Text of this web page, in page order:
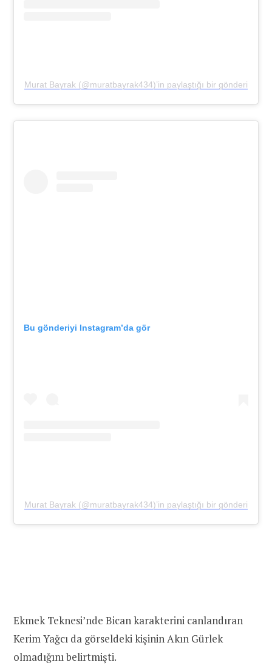
Murat Bayrak (@muratbayrak434)’in paylaştığı bir gönderi
Bu gönderiyi Instagram’da gör
Murat Bayrak (@muratbayrak434)’in paylaştığı bir gönderi
Ekmek Teknesi’nde Bican karakterini canlandıran
Kerim Yağcı da görseldeki kişinin Akın Gürlek
olmadığını belirtmişti.